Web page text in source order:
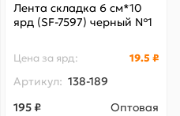
Лента складка 6 см*10
ярд (SF-7597) черный №1
Цена за ярд: 19.5 ₽
Артикул: 138-189
195 ₽
Оптовая